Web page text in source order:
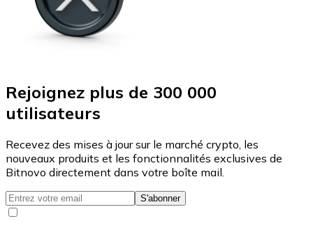
Rejoignez plus de 300 000
utilisateurs
Recevez des mises à jour sur le marché crypto, les
nouveaux produits et les fonctionnalités exclusives de
Bitnovo directement dans votre boîte mail.
S'abonner